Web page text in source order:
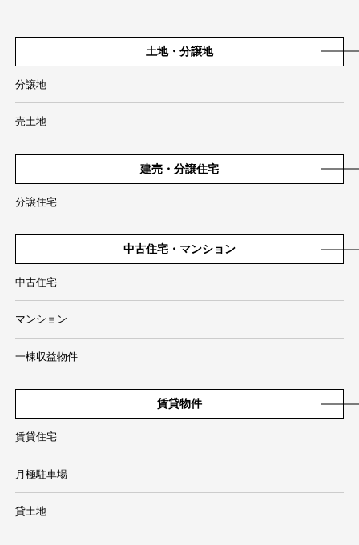
土地・分譲地
分譲地
売土地
建売・分譲住宅
分譲住宅
中古住宅・マンション
中古住宅
マンション
一棟収益物件
賃貸物件
賃貸住宅
月極駐車場
貸土地